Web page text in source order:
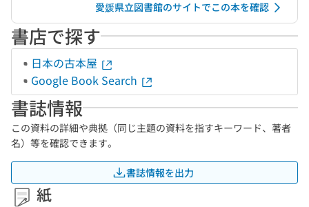
愛媛県立図書館のサイトでこの本を確認
書店で探す
日本の古本屋
Google Book Search
書誌情報
この資料の詳細や典拠（同じ主題の資料を指すキーワード、著者
名）等を確認できます。
書誌情報を出力
紙